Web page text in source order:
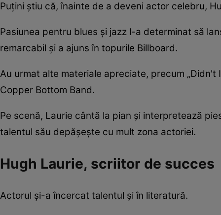
Puțini știu că, înainte de a deveni actor celebru,
Pasiunea pentru blues și jazz l-a determinat să
remarcabil și a ajuns în topurile Billboard.
Au urmat alte materiale apreciate, precum
Copper Bottom Band.
Pe scenă, Laurie cântă la pian și interpretează
talentul său depășește cu mult zona actoriei.
Hugh Laurie, scriitor de succes
Actorul și-a încercat talentul și în literatură.